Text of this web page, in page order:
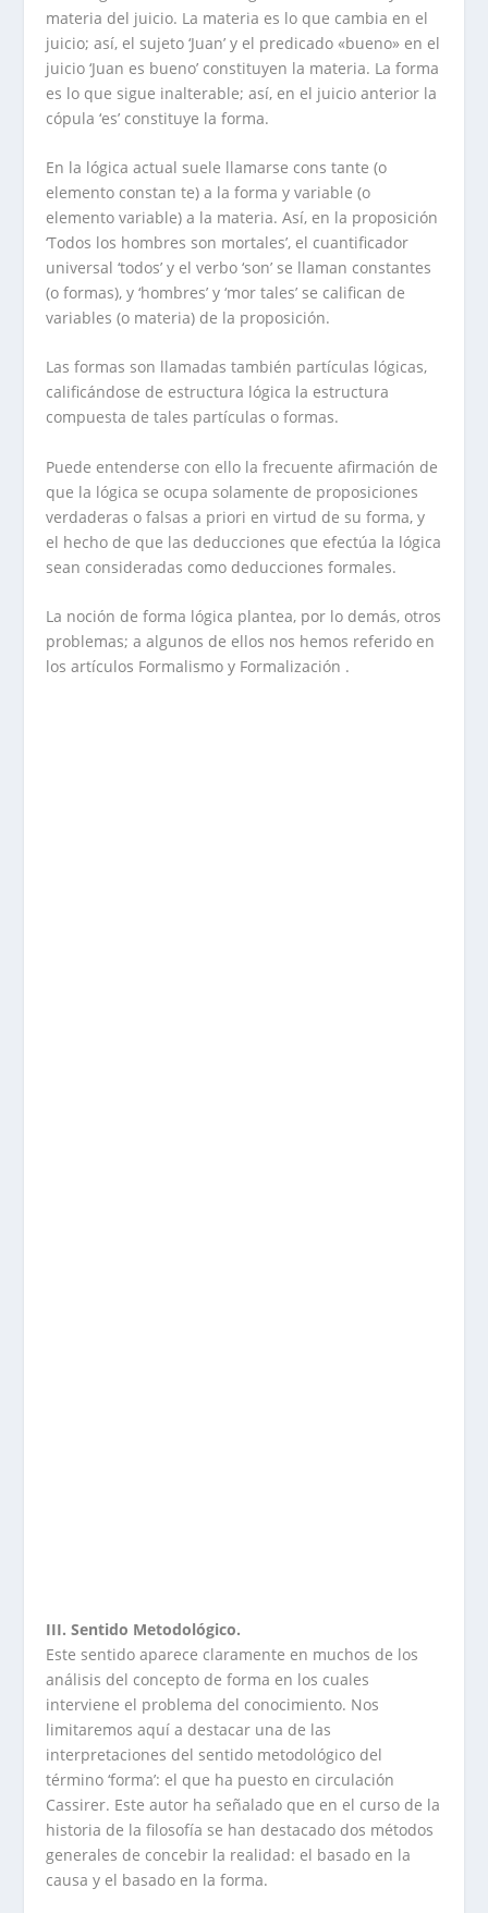
materia del juicio. La materia es lo que cambia en el
juicio; así, el sujeto ‘Juan’ y el predicado «bueno» en el
juicio ‘Juan es bueno’ constituyen la materia. La forma
es lo que sigue inalterable; así, en el juicio anterior la
cópula ‘es’ constituye la forma.
En la lógica actual suele llamarse cons tante (o
elemento constan te) a la forma y variable (o
elemento variable) a la materia. Así, en la proposición
‘Todos los hombres son mortales’, el cuantificador
universal ‘todos’ y el verbo ‘son’ se llaman constantes
(o formas), y ‘hombres’ y ‘mor tales’ se califican de
variables (o materia) de la proposición.
Las formas son llamadas también partículas lógicas,
calificándose de estructura lógica la estructura
compuesta de tales partículas o formas.
Puede entenderse con ello la frecuente afirmación de
que la lógica se ocupa solamente de proposiciones
verdaderas o falsas a priori en virtud de su forma, y
el hecho de que las deducciones que efectúa la lógica
sean consideradas como deducciones formales.
La noción de forma lógica plantea, por lo demás, otros
problemas; a algunos de ellos nos hemos referido en
los artículos Formalismo y Formalización .
III. Sentido Metodológico.
Este sentido aparece claramente en muchos de los
análisis del concepto de forma en los cuales
interviene el problema del conocimiento. Nos
limitaremos aquí a destacar una de las
interpretaciones del sentido metodológico del
término ‘forma’: el que ha puesto en circulación
Cassirer. Este autor ha señalado que en el curso de la
historia de la filosofía se han destacado dos métodos
generales de concebir la realidad: el basado en la
causa y el basado en la forma.